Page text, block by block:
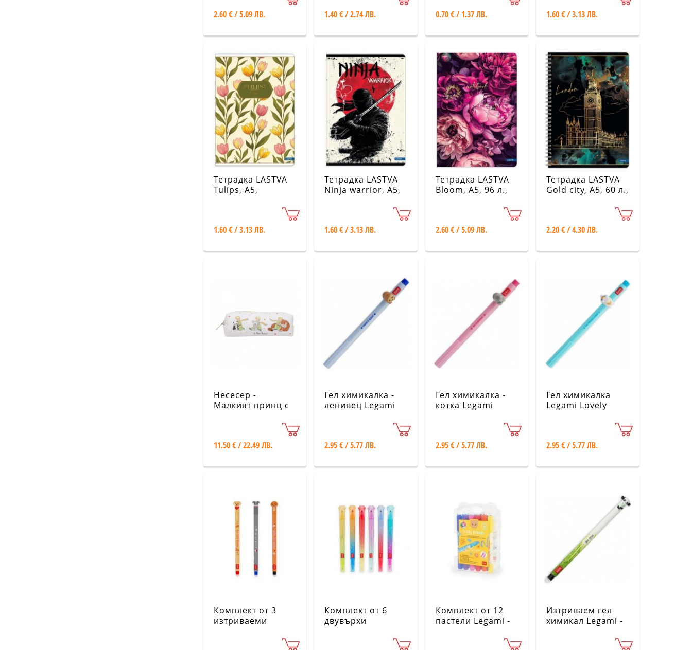
2.60 € / 5.09 ЛВ.
1.40 € / 2.74 ЛВ.
0.70 € / 1.37 ЛВ.
1.60 € / 3.13 ЛВ.
Тетрадка LASTVA
Tulips, A5,
1.60 € / 3.13 ЛВ.
Тетрадка LASTVA
Ninja warrior, A5,
1.60 € / 3.13 ЛВ.
Тетрадка LASTVA
Bloom, A5, 96 л.,
2.60 € / 5.09 ЛВ.
Тетрадка LASTVA
Gold city, A5, 60 л.,
2.20 € / 4.30 ЛВ.
Несесер -
Малкият принц с
11.50 € / 22.49 ЛВ.
Гел химикалка -
ленивец Legami
2.95 € / 5.77 ЛВ.
Гел химикалка -
котка Legami
2.95 € / 5.77 ЛВ.
Гел химикалка
Legami Lovely
2.95 € / 5.77 ЛВ.
Комплект от 3
изтриваеми
Комплект от 6
двувърхи
Комплект от 12
пастели Legami -
Изтриваем гел
химикал Legami -